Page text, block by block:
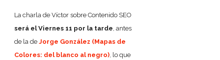
La charla de Víctor sobre Contenido SEO
será el Viernes 11 por la tarde, antes
de la de Jorge González (Mapas de
Colores: del blanco al negro), lo que